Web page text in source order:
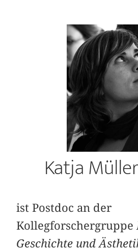
Katja
ist Postdoc an der
Kollegforschergruppe
Geschichte und